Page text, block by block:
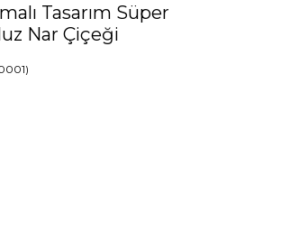
Tasarım Süper
Nar Çiçeği